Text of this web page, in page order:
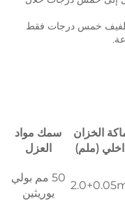
الخزان
(ملم)
سمك مواد
العزل
50 مم بولي
يوريثين